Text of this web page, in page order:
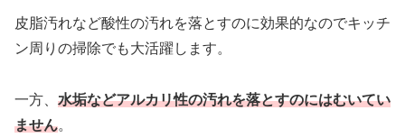
皮脂汚れなど酸性の汚れを落とすのに効果的なのでキッチ
ン周りの掃除でも大活躍します。
一方、 水垢などアルカリ性の汚れを落とすのにはむいてい
ません。